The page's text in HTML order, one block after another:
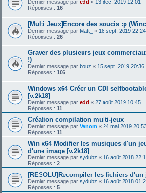
Dernier message par edd « 13 déc. 2019 12:01
Réponses : 16
[Multi Jeux]Encore des soucis :p
Dernier message par Matt_ « 18 sept. 2019 22:24
Réponses : 26
Graver des plusieurs jeux
!)
Dernier message par bouz « 15 sept. 2019 20:36
Réponses : 106
Windows x64 Créer un CDI
[v.2k18]
Dernier message par edd « 27 août 2019 10:45
Réponses : 11
Création compilation multi-jeux
Dernier message par Venom « 24 mai 2019 20:53
Réponses : 11
Win x64 Modifier les musiques d'un
d'une image [v.2k18]
Dernier message par sydubz « 16 août 2018
Réponses : 2
[RESOLU]Recompiler les fichiers
Dernier message par sydubz « 16 août 2018
Réponses : 5